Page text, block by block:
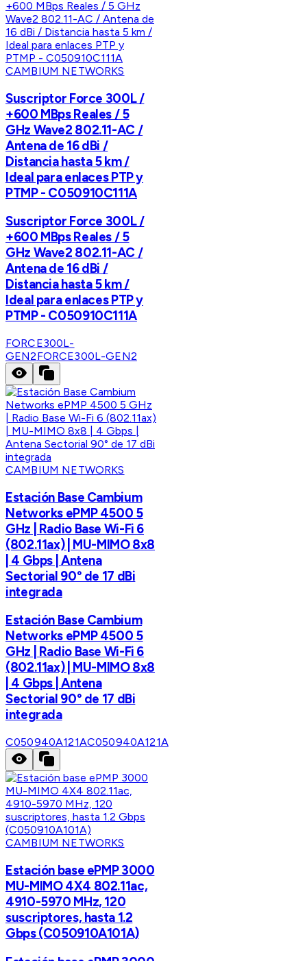
CAMBIUM NETWORKS
Suscriptor Force 300L /
+600 MBps Reales / 5
GHz Wave2 802.11-AC /
Antena de 16 dBi /
Distancia hasta 5 km /
Ideal para enlaces PTP y
PTMP - C050910C111A
Suscriptor Force 300L /
+600 MBps Reales / 5
GHz Wave2 802.11-AC /
Antena de 16 dBi /
Distancia hasta 5 km /
Ideal para enlaces PTP y
PTMP - C050910C111A
FORCE300L-
GEN2FORCE300L-GEN2
CAMBIUM NETWORKS
Estación Base Cambium
Networks ePMP 4500 5
GHz | Radio Base Wi-Fi 6
(802.11ax) | MU-MIMO 8x8
| 4 Gbps | Antena
Sectorial 90° de 17 dBi
integrada
Estación Base Cambium
Networks ePMP 4500 5
GHz | Radio Base Wi-Fi 6
(802.11ax) | MU-MIMO 8x8
| 4 Gbps | Antena
Sectorial 90° de 17 dBi
integrada
C050940A121AC050940A121A
CAMBIUM NETWORKS
Estación base ePMP 3000
MU-MIMO 4X4 802.11ac,
4910-5970 MHz, 120
suscriptores, hasta 1.2
Gbps (C050910A101A)